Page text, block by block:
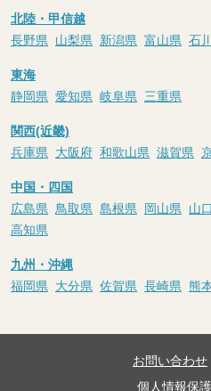
北陸・甲信越
長野県 山梨県 新潟県 富山県 石
東海
静岡県 愛知県 岐阜県 三重県
関西(近畿)
兵庫県 大阪府 和歌山県 滋賀県
中国・四国
広島県 鳥取県 島根県 岡山県 山
高知県
九州・沖縄
福岡県 大分県 佐賀県 長崎県 熊
お問い合わせ
個人情報保